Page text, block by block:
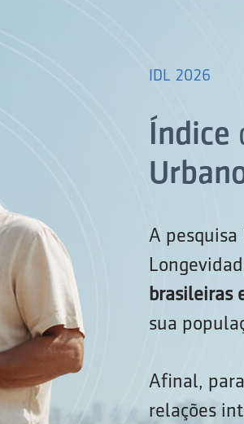
IDL 2026
Índice
A
brasileiras
sua
Afinal,
relações